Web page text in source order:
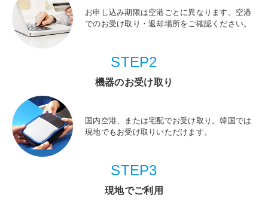
お申し込み期限は空港ごとに異なります。空港
でのお受け取り・返却場所をご確認ください。
STEP2
機器のお受け取り
国内空港、または宅配でお受け取り。韓国では
現地でもお受け取りいただけます。
STEP3
現地でご利用